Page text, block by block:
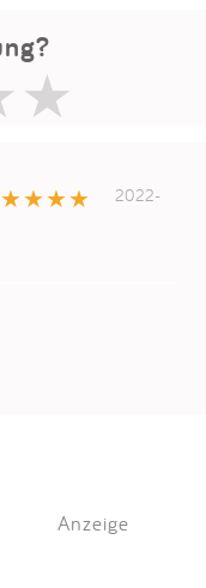
2022-
Anzeige